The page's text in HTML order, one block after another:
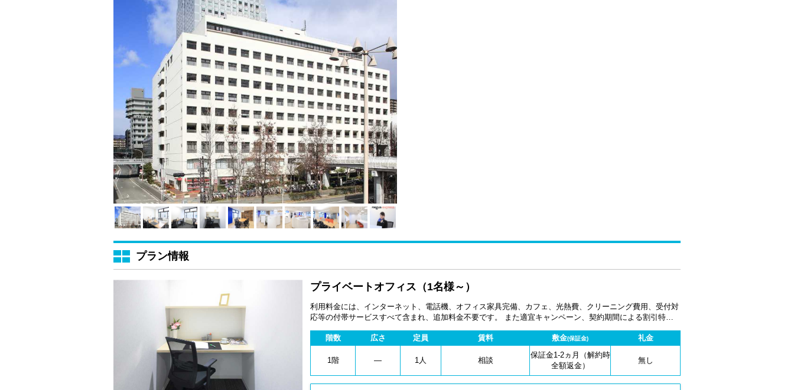
プラン情報
プライベートオフィス（1名様～）
利用料金には、インターネット、電話機、オフィス家具完備、カフェ、光熱費、クリーニング費用、受付対
応等の付帯サービスすべて含まれ、追加料金不要です。 また適宜キャンペーン、契約期間による割引特典
階数
広さ 定員 賃料 敷金(保証金) 礼金
1階 ― 1人 相談
保証金1-2ヵ月（解約時
全額返金）
無し